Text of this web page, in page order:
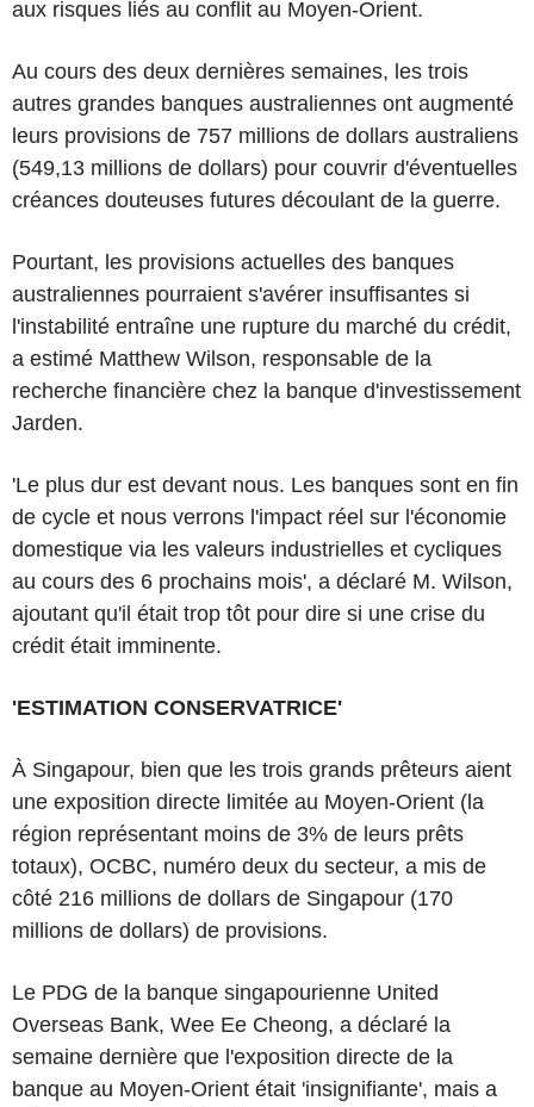
aux risques liés au conflit au Moyen-Orient.
Au cours des deux dernières semaines, les trois
autres grandes banques australiennes ont augmenté
leurs provisions de 757 millions de dollars australiens
(549,13 millions de dollars) pour couvrir d'éventuelles
créances douteuses futures découlant de la guerre.
Pourtant, les provisions actuelles des banques
australiennes pourraient s'avérer insuffisantes si
l'instabilité entraîne une rupture du marché du crédit,
a estimé Matthew Wilson, responsable de la
recherche financière chez la banque d'investissement
Jarden.
'Le plus dur est devant nous. Les banques sont en fin
de cycle et nous verrons l'impact réel sur l'économie
domestique via les valeurs industrielles et cycliques
au cours des 6 prochains mois', a déclaré M. Wilson,
ajoutant qu'il était trop tôt pour dire si une crise du
crédit était imminente.
'ESTIMATION CONSERVATRICE'
À Singapour, bien que les trois grands prêteurs aient
une exposition directe limitée au Moyen-Orient (la
région représentant moins de 3% de leurs prêts
totaux), OCBC, numéro deux du secteur, a mis de
côté 216 millions de dollars de Singapour (170
millions de dollars) de provisions.
Le PDG de la banque singapourienne United
Overseas Bank, Wee Ee Cheong, a déclaré la
semaine dernière que l'exposition directe de la
banque au Moyen-Orient était 'insignifiante', mais a